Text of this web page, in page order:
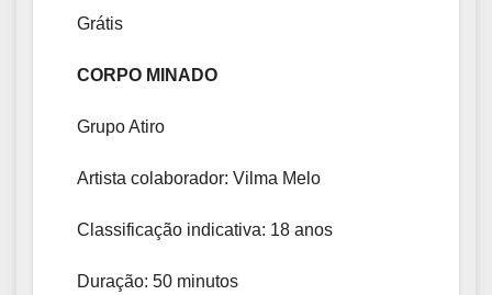
Grátis
CORPO MINADO
Grupo Atiro
Artista colaborador: Vilma Melo
Classificação indicativa: 18 anos
Duração: 50 minutos